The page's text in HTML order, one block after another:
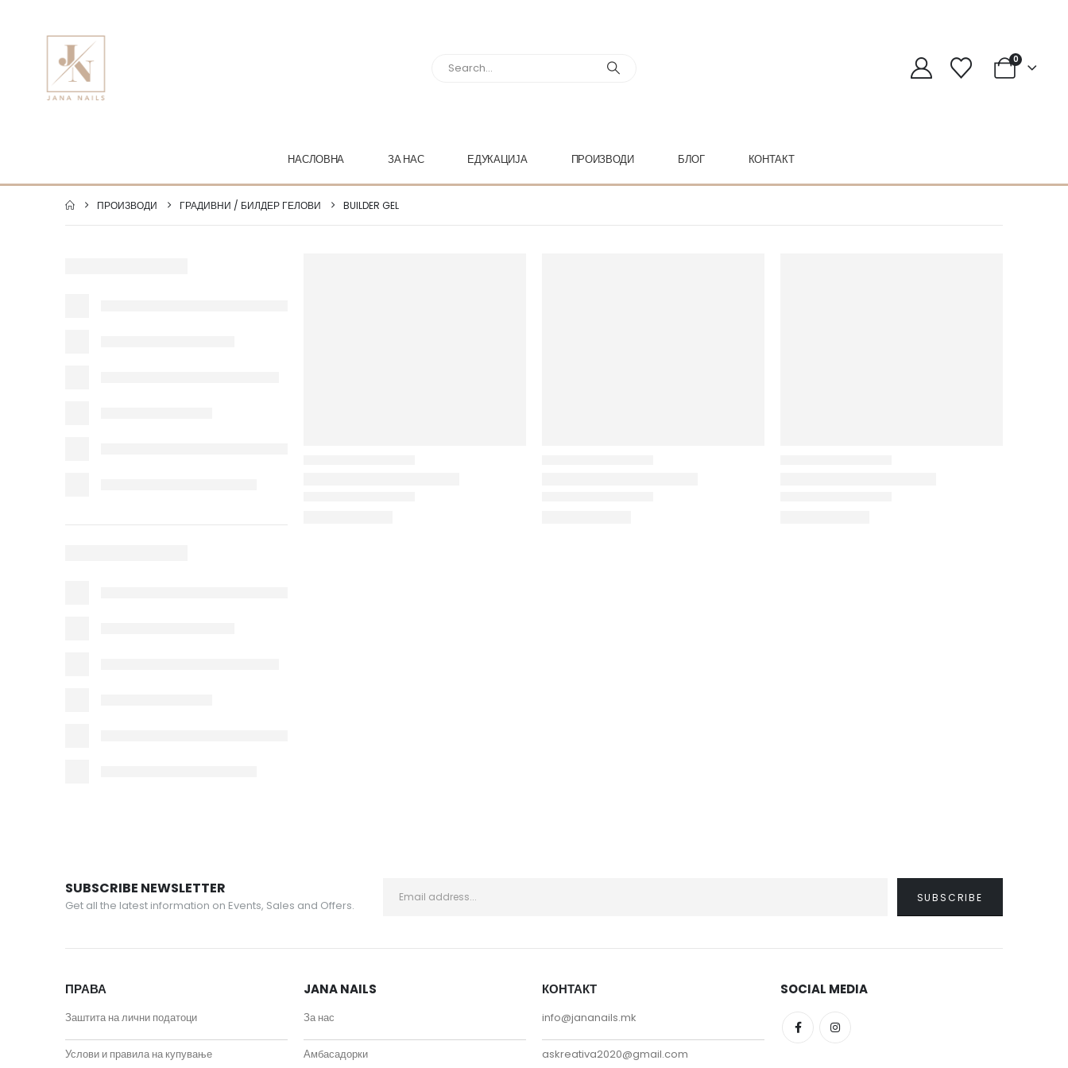
0
НАСЛОВНА ЗА НАС ЕДУКАЦИЈА ПРОИЗВОДИ БЛОГ КОНТАКТ
ПРОИЗВОДИ ГРАДИВНИ / БИЛДЕР ГЕЛОВИ BUILDER GEL
SUBSCRIBE NEWSLETTER
Get all the latest information on Events, Sales and Offers.
ПРАВА
Заштита на лични податоци
Услови и правила на купување
JANA NAILS
За нас
Амбасадорки
КОНТАКТ
info@jananails.mk
askreativa2020@gmail.com
SOCIAL MEDIA